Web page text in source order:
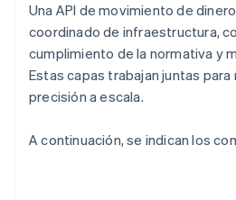
Una API de movimiento de
coordinado de infraestructura,
cumplimiento de la normativa y
Estas capas trabajan juntas
precisión a escala.
A continuación, se indican los